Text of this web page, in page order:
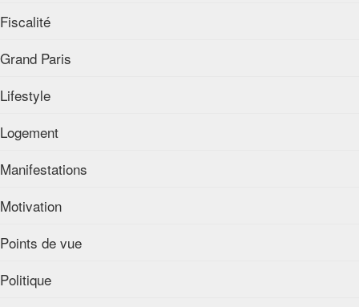
Fiscalité
Grand Paris
Lifestyle
Logement
Manifestations
Motivation
Points de vue
Politique